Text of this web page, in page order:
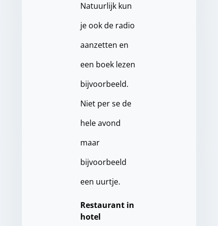
Natuurlijk kun
je ook de radio
aanzetten en
een boek lezen
bijvoorbeeld.
Niet per se de
hele avond
maar
bijvoorbeeld
een uurtje.
Restaurant in
hotel